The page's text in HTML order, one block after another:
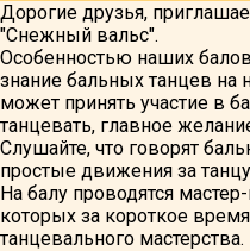
Дорогие друзья,
"Снежный вальс".
Особенностью наших балов
знание бальных танцев на
может принять участие в
танцевать, главное
Слушайте, что говорят
простые движения за
На балу проводятся
которых за короткое
танцевального мастерства.